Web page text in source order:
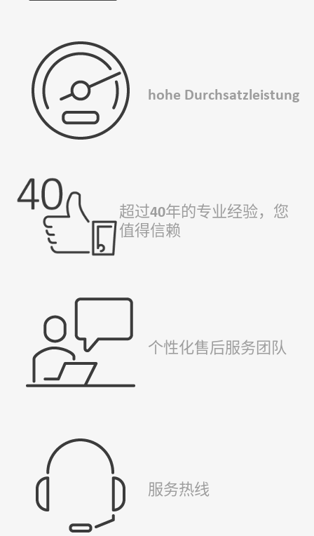
hohe Durchsatzleistung
超过40年的专业经验，您
值得信赖
个性化售后服务团队
服务热线